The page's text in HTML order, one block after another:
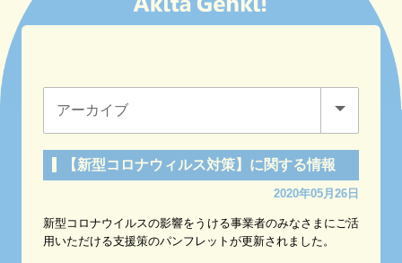
【新型コロナウィルス対策】に関する情報
2020年05月26日
新型コロナウイルスの影響をうける事業者のみなさまにご活
用いただける支援策のパンフレットが更新されました。